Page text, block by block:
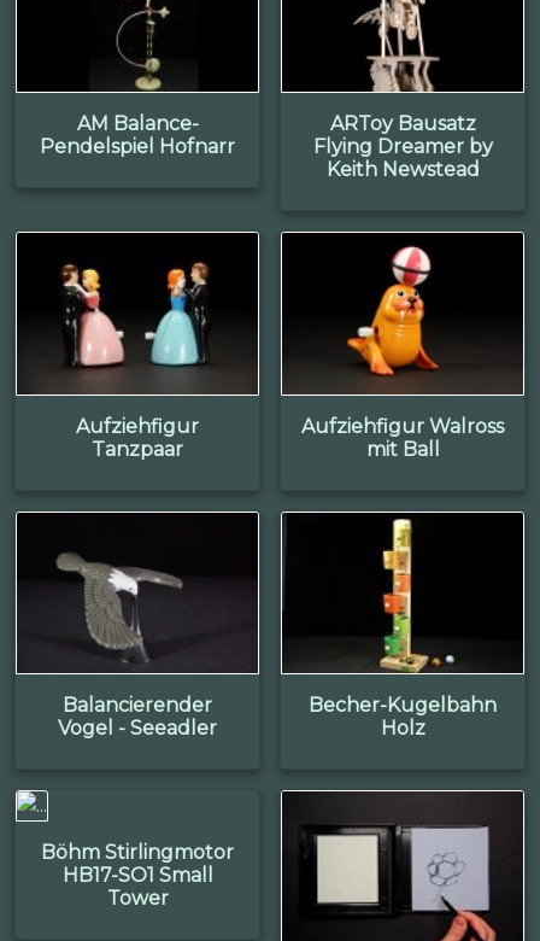
AM Balance-
Pendelspiel Hofnarr
ARToy Bausatz
Flying Dreamer by
Keith Newstead
Aufziehfigur
Tanzpaar
Aufziehfigur Walross
mit Ball
Balancierender
Vogel - Seeadler
Becher-Kugelbahn
Holz
Böhm Stirlingmotor
HB17-SO1 Small
Tower